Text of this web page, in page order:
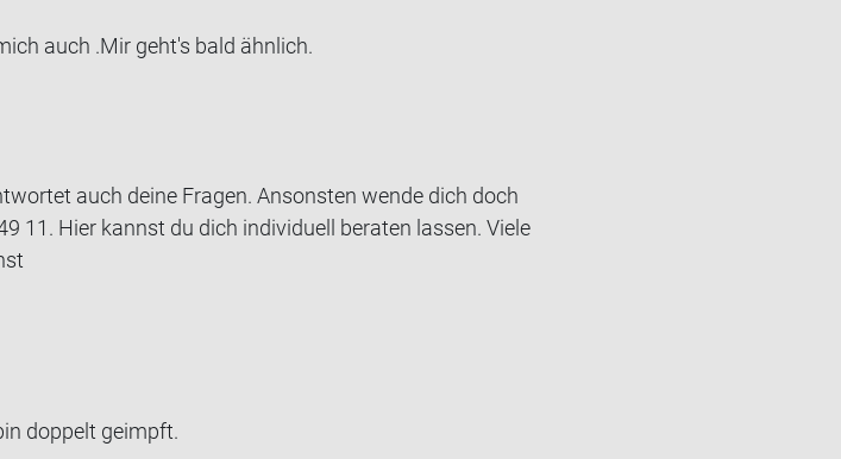
auch .Mir geht's bald ähn­lich.
auch deine Fragen. Ansonsten wende dich doch
11. Hier kannst du dich individuell beraten lassen. Viele
dop­pelt ge­impft.